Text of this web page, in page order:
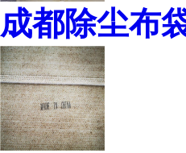
成都除尘布